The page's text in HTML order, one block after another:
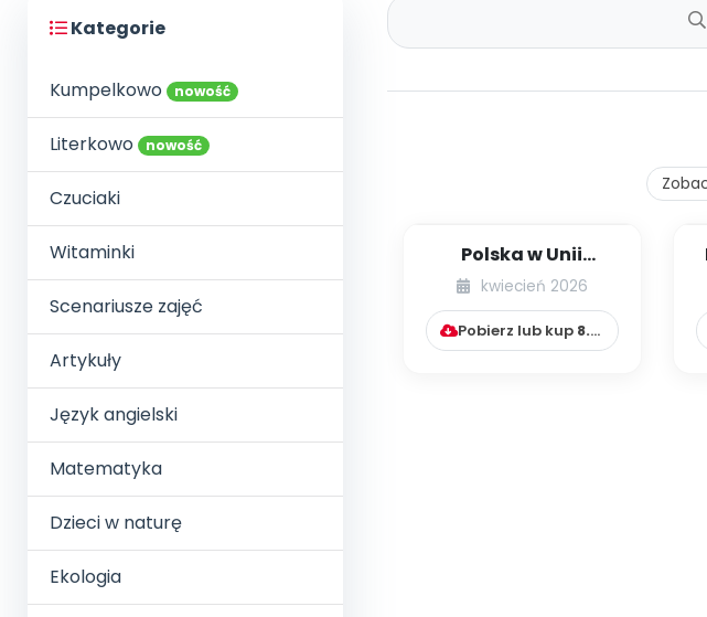
Kategorie
Kumpelkowo nowość
Literkowo nowość
Czuciaki
Witaminki
Scenariusze zajęć
Artykuły
Język angielski
Matematyka
Dzieci w naturę
Ekologia
Polska w Unii
Europejskiej
kwiecień 2026
Pobierz lub kup 8.99 zł